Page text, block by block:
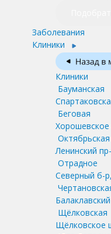
Заболевания
Клиники
Клиники
Бауманская
Беговая
Хорошевское
Октябрьская
Ленинский
Отрадное
Северный б-
Щёлковская
Щёлковское